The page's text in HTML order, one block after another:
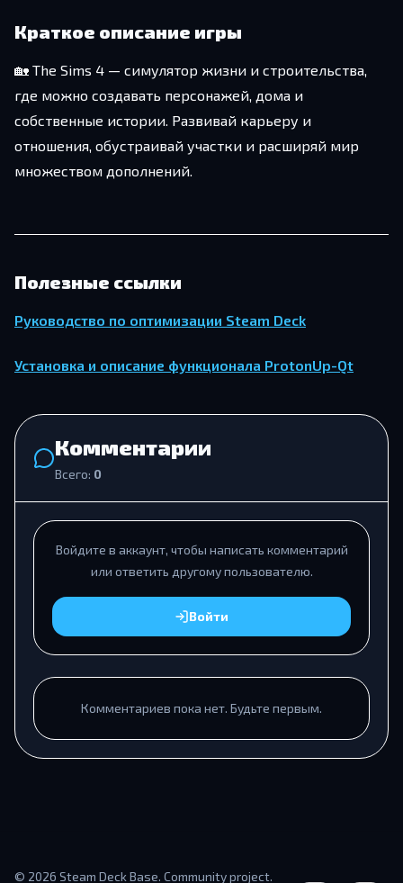
Краткое описание игры
🏡 The Sims 4 — симулятор жизни и строительства,
где можно создавать персонажей, дома и
собственные истории. Развивай карьеру и
отношения, обустраивай участки и расширяй мир
множеством дополнений.
Полезные ссылки
Руководство по оптимизации Steam Deck
Установка и описание функционала ProtonUp-Qt
Комментарии
Всего: 0
Войдите в аккаунт, чтобы написать комментарий
или ответить другому пользователю.
Войти
Комментариев пока нет. Будьте первым.
© 2026 Steam Deck Base. Community project.